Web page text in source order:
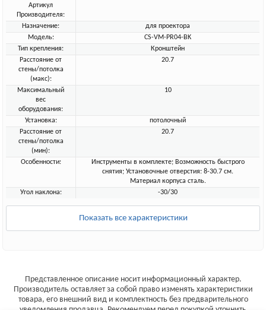
Артикул
Производителя:
Назначение:
для проектора
Модель:
CS-VM-PR04-BK
Тип крепления:
Кронштейн
Расстояние от
стены/потолка
(макс):
20.7
Максимальный
вес
оборудования:
10
Установка:
потолочный
Расстояние от
стены/потолка
(мин):
20.7
Особенности:
Инструменты в комплекте; Возможность быстрого
снятия; Установочные отверстия: 8-30.7 см.
Материал корпуса сталь.
Угол наклона:
-30/30
Показать все характеристики
Представленное описание носит информационный характер.
Производитель оставляет за собой право изменять характеристики
товара, его внешний вид и комплектность без предварительного